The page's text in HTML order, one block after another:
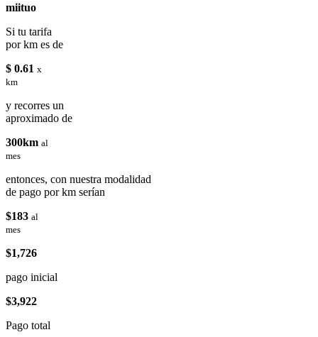
miituo
Si tu tarifa
por km es de
$ 0.61 x
km
y recorres un
aproximado de
300km al
mes
entonces, con nuestra modalidad
de pago por km serían
$183 al
mes
$1,726
pago inicial
$3,922
Pago total